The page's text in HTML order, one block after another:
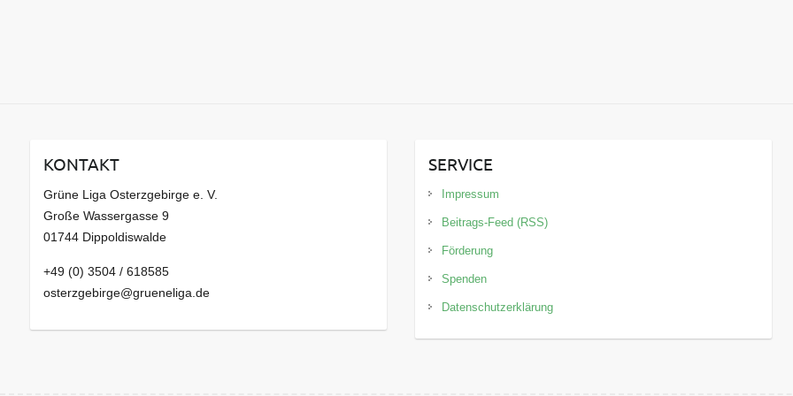
KONTAKT
Grüne Liga Osterzgebirge e. V.
Große Wassergasse 9
01744 Dippoldiswalde
+49 (0) 3504 / 618585
osterzgebirge@grueneliga.de
SERVICE
Impressum
Beitrags-Feed (RSS)
Förderung
Spenden
Datenschutzerklärung